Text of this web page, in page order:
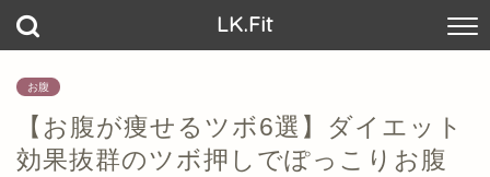
LK.Fit
お腹
【お腹が痩せるツボ6選】ダイエット
効果抜群のツボ押しでぽっこりお腹